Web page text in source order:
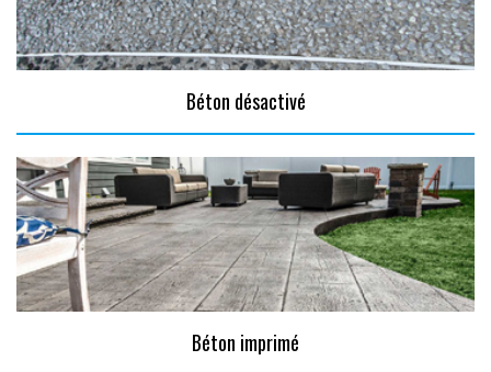
Béton désactivé
Béton imprimé